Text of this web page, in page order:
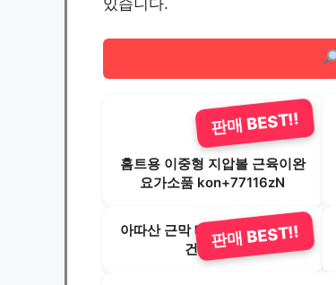
있습니다.
판매 BEST!!
홈트용 이중형 지압볼 근육이완
요가소품 kon+77116zN
아따산 근막 테라피볼 11cm, 버
건디, 2개판매 BEST!!